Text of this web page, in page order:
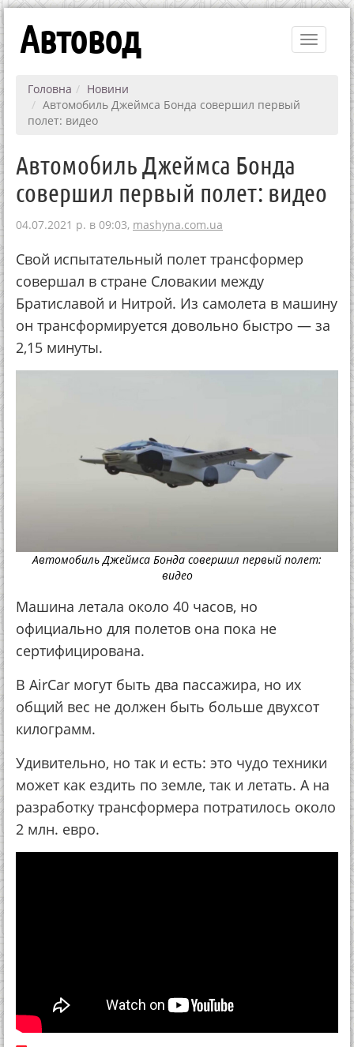
Toggle
Автовод
Головна
Новини
Автомобиль Джеймса Бонда совершил первый
полет: видео
Автомобиль Джеймса Бонда
совершил первый полет: видео
04.07.2021 р. в 09:03, mashyna.com.ua
Свой испытательный полет трансформер
совершал в стране Словакии между
Братиславой и Нитрой. Из самолета в машину
он трансформируется довольно быстро — за
2,15 минуты.
Автомобиль Джеймса Бонда совершил первый полет:
видео
Машина летала около 40 часов, но
официально для полетов она пока не
сертифицирована.
В AirCar могут быть два пассажира, но их
общий вес не должен быть больше двухсот
килограмм.
Удивительно, но так и есть: это чудо техники
может как ездить по земле, так и летать. А на
разработку трансформера потратилось около
2 млн. евро.